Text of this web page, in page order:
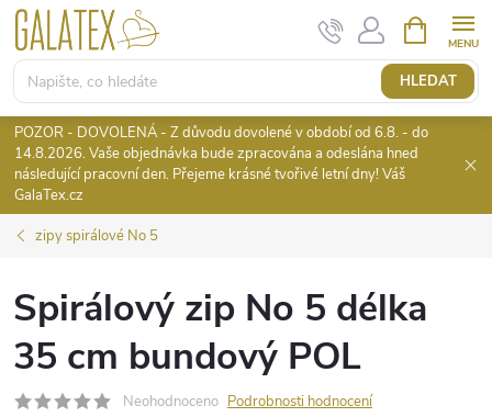
Přejít
obsah
HLEDAT
NÁKUPNÍ
KOŠÍK
POZOR - DOVOLENÁ - Z důvodu dovolené v období od 6.8. - do
14.8.2026. Vaše objednávka bude zpracována a odeslána hned
následující pracovní den. Přejeme krásné tvořivé letní dny! Váš
GalaTex.cz
zipy spirálové No 5
Spirálový zip No 5 délka
35 cm bundový POL
Neohodnoceno Podrobnosti hodnocení